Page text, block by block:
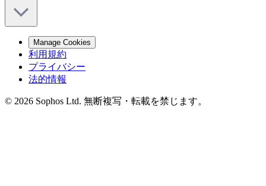
Manage Cookies
利用規約
プライバシー
法的情報
© 2026 Sophos Ltd. 無断複写・転載を禁じます。